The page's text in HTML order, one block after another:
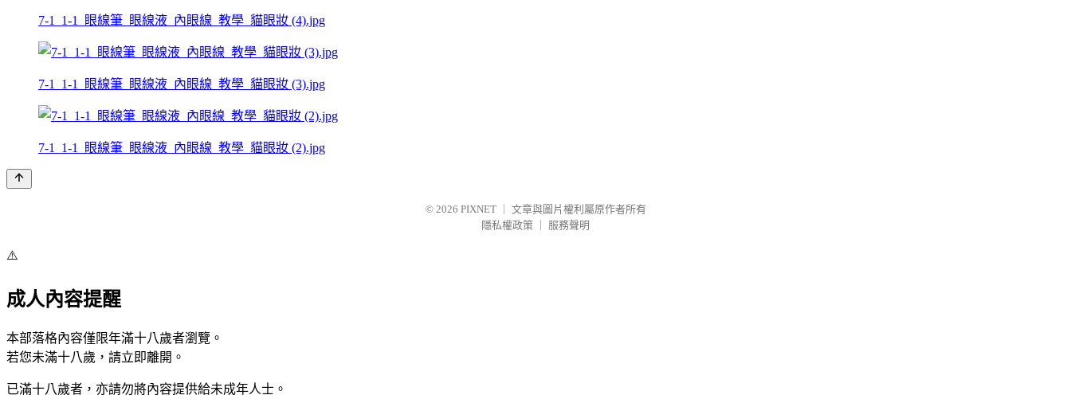
7-1_1-1_眼線筆_眼線液_內眼線_教學_貓眼妝 (4).jpg
7-1_1-1_眼線筆_眼線液_內眼線_教學_貓眼妝 (3).jpg
7-1_1-1_眼線筆_眼線液_內眼線_教學_貓眼妝 (2).jpg
© 2026 PIXNET
文章與圖片權利屬原作者所有
隱私權政策
服務聲明
⚠️
成人內容提醒
本部落格內容僅限年滿十八歲者瀏覽。
若您未滿十八歲，請立即離開。
已滿十八歲者，亦請勿將內容提供給未成年人士。